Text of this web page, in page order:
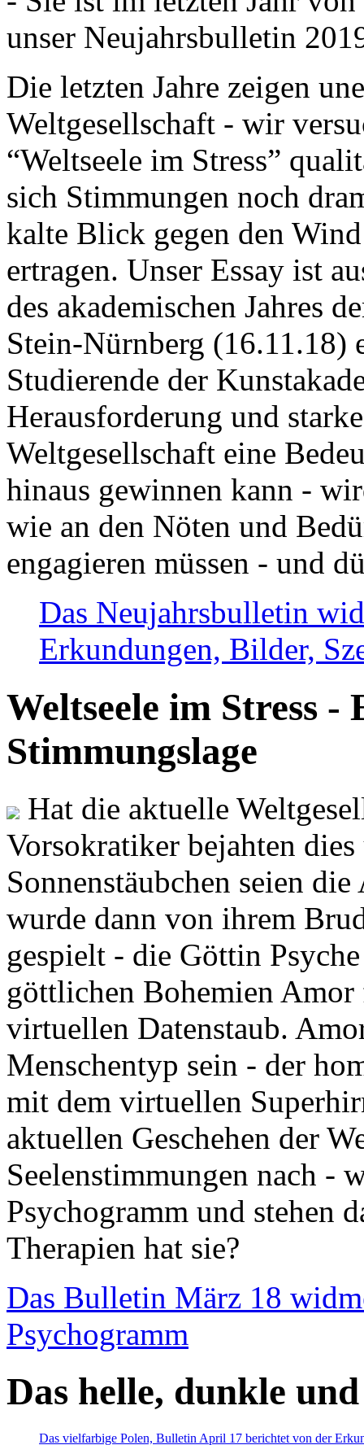
unser Neujahrsbulletin
Die letzten Jahre zeigen
Weltgesellschaft - wir
“Weltseele im Stress”
sich Stimmungen noch
kalte Blick gegen den
ertragen. Unser Essay ist
des akademischen Jahres
Stein-Nürnberg (16.11.18)
Studierende der
Herausforderung und
Weltgesellschaft eine
hinaus gewinnen kann -
wie an den Nöten und
engagieren müssen - und
Das Neujahrsbulletin
Erkundungen, Bilder,
Weltseele im Stress -
Stimmungslage
Hat die aktuelle
Vorsokratiker bejahten
Sonnenstäubchen seien
wurde dann von ihrem
gespielt - die Göttin
göttlichen Bohemien
virtuellen Datenstaub.
Menschentyp sein - der
mit dem virtuellen
aktuellen Geschehen der
Seelenstimmungen nach -
Psychogramm und stehen
Therapien hat sie?
Das Bulletin März 18
Psychogramm
Das helle, dunkle
Das vielfarbige Polen, Bulletin April 17 berichtet von der